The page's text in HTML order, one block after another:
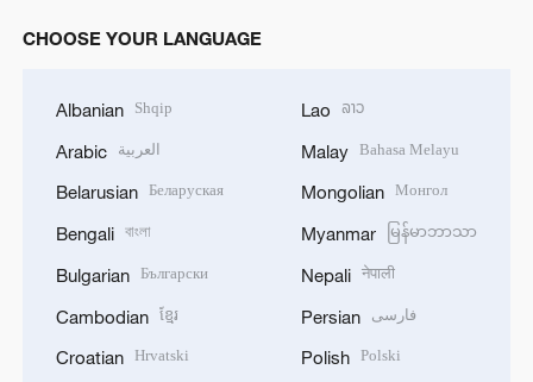
CHOOSE YOUR LANGUAGE
Albanian Shqip
Arabic العربية
Belarusian Беларуская
Bengali বাংলা
Bulgarian Български
Cambodian ខ្មែរ
Croatian Hrvatski
Lao ລາວ
Malay Bahasa Melayu
Mongolian Монгол
Myanmar မြန်မာဘာသာ
Nepali नेपाली
Persian فارسی
Polish Polski